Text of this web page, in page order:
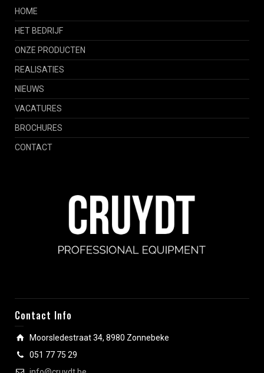
HOME
HET BEDRIJF
ONZE PRODUCTEN
REALISATIES
NIEUWS
VACATURES
BROCHURES
CONTACT
Contact Info
Moorsledestraat 34, 8980 Zonnebeke
051 77 75 29